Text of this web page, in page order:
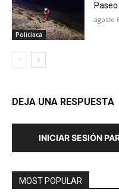
Policiaca
agosto
DEJA UNA RESPUESTA
INICIAR SESIÓN
MOST POPULAR